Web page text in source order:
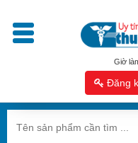
Giờ
Đăng
Trang
phẩm
Tăng